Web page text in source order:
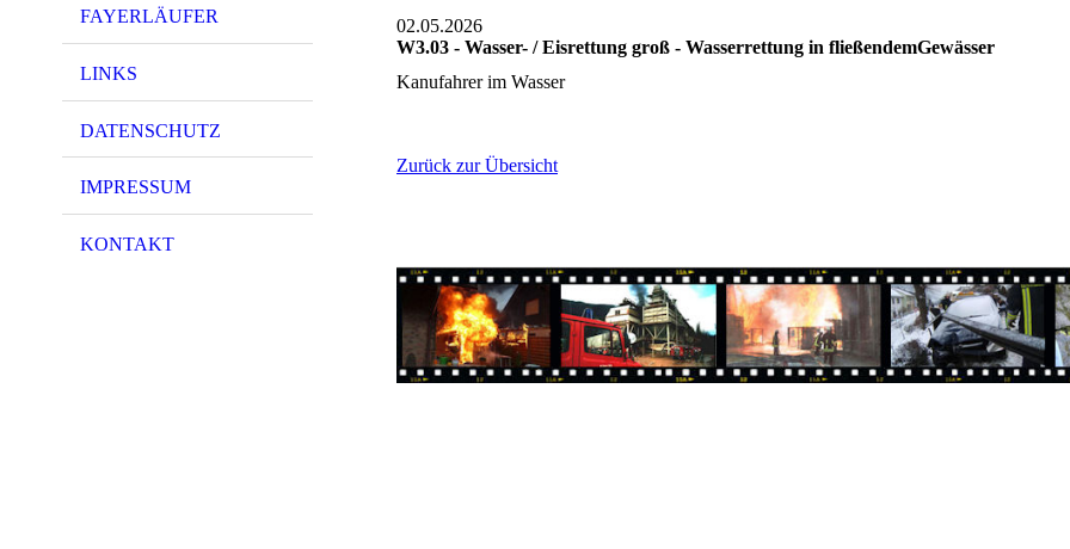
FAYERLÄUFER
LINKS
DATENSCHUTZ
IMPRESSUM
KONTAKT
02.05.2026
W3.03 - Wasser- / Eisrettung groß - Wasserrettung in fließendemGewässer
Kanufahrer im Wasser
Zurück zur Übersicht